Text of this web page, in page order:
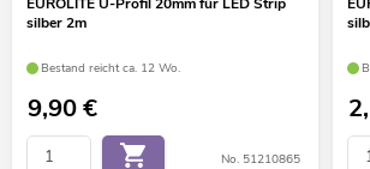
EUROLITE U-Profil 20mm für LED Strip
silber 2m
Bestand reicht ca. 12 Wo.
9,90€
No. 51210865